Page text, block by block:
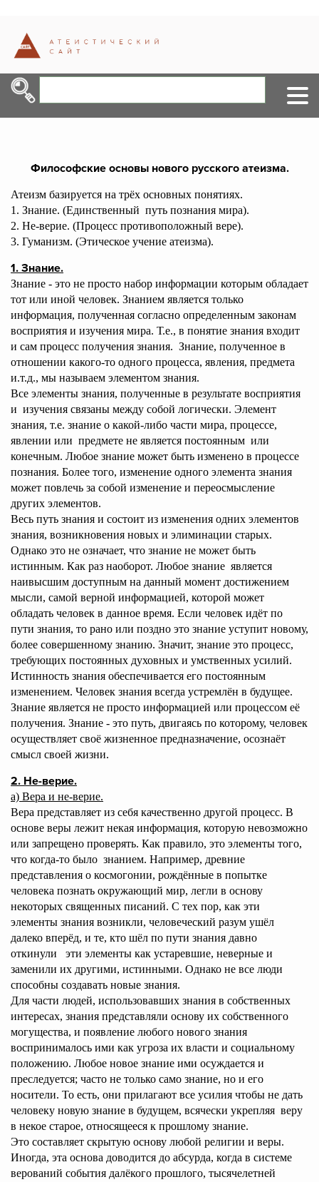
Философские основы нового русского атеизма.
Атеизм базируется на трёх основных понятиях.
1. Знание. (Единственный путь познания мира).
2. Не-верие. (Процесс противоположный вере).
3. Гуманизм. (Этическое учение атеизма).
1. Знание.
Знание - это не просто набор информации которым обладает
тот или иной человек. Знанием является только
информация, полученная согласно определенным законам
восприятия и изучения мира. Т.е., в понятие знания входит
и сам процесс получения знания. Знание, полученное в
отношении какого-то одного процесса, явления, предмета
и.т.д., мы называем элементом знания.
Все элементы знания, полученные в результате восприятия
и изучения связаны между собой логически. Элемент
знания, т.е. знание о какой-либо части мира, процессе,
явлении или предмете не является постоянным или
конечным. Любое знание может быть изменено в процессе
познания. Более того, изменение одного элемента знания
может повлечь за собой изменение и переосмысление
других элементов.
Весь путь знания и состоит из изменения одних элементов
знания, возникновения новых и элиминации старых.
Однако это не означает, что знание не может быть
истинным. Как раз наоборот. Любое знание является
наивысшим доступным на данный момент достижением
мысли, самой верной информацией, которой может
обладать человек в данное время. Если человек идёт по
пути знания, то рано или поздно это знание уступит новому,
более совершенному знанию. Значит, знание это процесс,
требующих постоянных духовных и умственных усилий.
Истинность знания обеспечивается его постоянным
изменением. Человек знания всегда устремлён в будущее.
Знание является не просто информацией или процессом её
получения. Знание - это путь, двигаясь по которому, человек
осуществляет своё жизненное предназначение, осознаёт
смысл своей жизни.
2. Не-верие.
а) Вера и не-верие.
Вера представляет из себя качественно другой процесс. В
основе веры лежит некая информация, которую невозможно
или запрещено проверять. Как правило, это элементы того,
что когда-то было знанием. Например, древние
представления о космогонии, рождённые в попытке
человека познать окружающий мир, легли в основу
некоторых священных писаний. С тех пор, как эти
элементы знания возникли, человеческий разум ушёл
далеко вперёд, и те, кто шёл по пути знания давно
откинули эти элементы как устаревшие, неверные и
заменили их другими, истинными. Однако не все люди
способны создавать новые знания.
Для части людей, использовавших знания в собственных
интересах, знания представляли основу их собственного
могущества, и появление любого нового знания
воспринималось ими как угроза их власти и социальному
положению. Любое новое знание ими осуждается и
преследуется; часто не только само знание, но и его
носители. То есть, они прилагают все усилия чтобы не дать
человеку новую знание в будущем, всячески укрепляя веру
в некое старое, относящееся к прошлому знание.
Это составляет скрытую основу любой религии и веры.
Иногда, эта основа доводится до абсурда, когда в системе
верований события далёкого прошлого, тысячелетней